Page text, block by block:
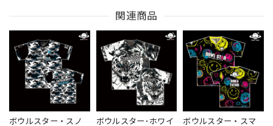
関連商品
ボウルスター・スノ ボウルスター･ホワイ ボウルスター・スマ